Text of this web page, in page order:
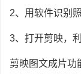
2、用软件识别
3、打开剪映，
剪映图文成片功